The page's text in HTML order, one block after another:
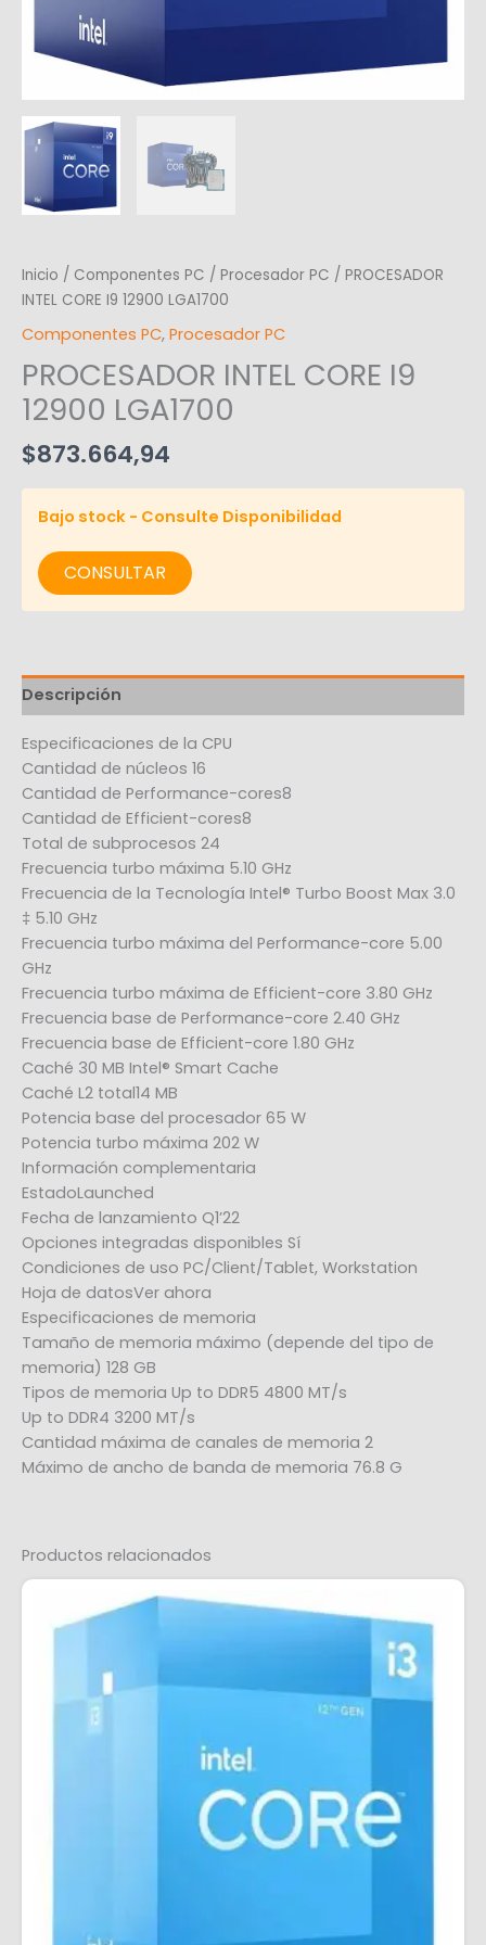
Inicio / Componentes PC / Procesador PC / PROCESADOR
INTEL CORE I9 12900 LGA1700
Componentes PC, Procesador PC
PROCESADOR INTEL CORE I9
12900 LGA1700
$873.664,94
Bajo stock - Consulte Disponibilidad
CONSULTAR
Descripción
Especificaciones de la CPU
Cantidad de núcleos 16
Cantidad de Performance-cores8
Cantidad de Efficient-cores8
Total de subprocesos 24
Frecuencia turbo máxima 5.10 GHz
Frecuencia de la Tecnología Intel® Turbo Boost Max 3.0
‡ 5.10 GHz
Frecuencia turbo máxima del Performance-core 5.00
GHz
Frecuencia turbo máxima de Efficient-core 3.80 GHz
Frecuencia base de Performance-core 2.40 GHz
Frecuencia base de Efficient-core 1.80 GHz
Caché 30 MB Intel® Smart Cache
Caché L2 total14 MB
Potencia base del procesador 65 W
Potencia turbo máxima 202 W
Información complementaria
EstadoLaunched
Fecha de lanzamiento Q1’22
Opciones integradas disponibles Sí
Condiciones de uso PC/Client/Tablet, Workstation
Hoja de datosVer ahora
Especificaciones de memoria
Tamaño de memoria máximo (depende del tipo de
memoria) 128 GB
Tipos de memoria Up to DDR5 4800 MT/s
Up to DDR4 3200 MT/s
Cantidad máxima de canales de memoria 2
Máximo de ancho de banda de memoria 76.8 G
Productos relacionados